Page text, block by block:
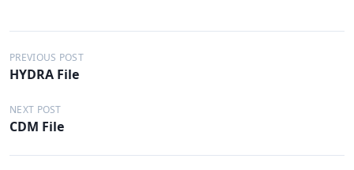
Đ
i
ề
u
h
PREVIOUS POST
HYDRA File
NEXT POST
CDM File